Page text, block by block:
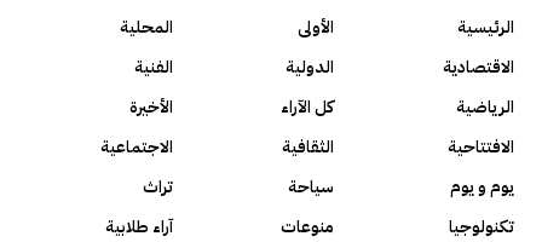
الرئيسية الأولى
المحلية
الاقتصادية
الدولية
الفنية
الرياضية
كل الآراء
الأخيرة
الافتتاحية
الثقافية
الاجتماعية
يوم و يوم
سياحة
تراث
تكنولوجيا
منوعات آراء طلابية